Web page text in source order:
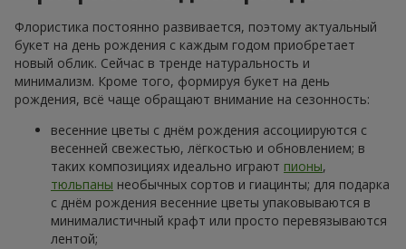
Флористика постоянно развивается, поэтому актуальный
букет на день рождения с каждым годом приобретает
новый облик. Сейчас в тренде натуральность и
минимализм. Кроме того, формируя букет на день
рождения, всё чаще обращают внимание на сезонность:
весенние цветы с днём рождения ассоциируются с
весенней свежестью, лёгкостью и обновлением; в
таких композициях идеально играют пионы,
тюльпаны необычных сортов и гиацинты; для подарка
с днём рождения весенние цветы упаковываются в
минималистичный крафт или просто перевязываются
лентой;